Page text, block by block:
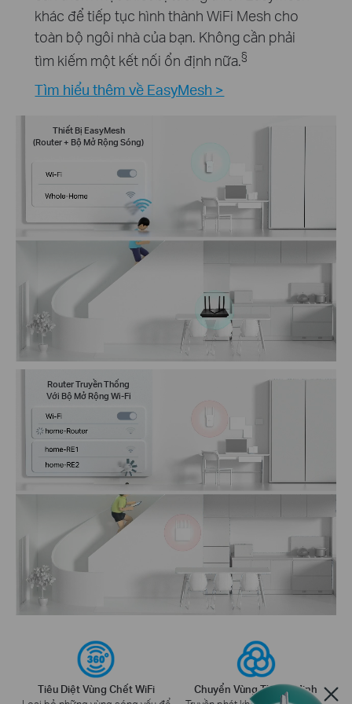
khác để tiếp tục hình thành WiFi Mesh cho
toàn bộ ngôi nhà của bạn. Không cần phải
tìm kiếm một kết nối ổn định nữa.§
Tìm hiểu thêm về EasyMesh >
Thiết Bị EasyMesh
(Router + Bộ Mở Rộng Sóng)
Router Truyền Thống
Với Bộ Mở Rộng Wi-Fi
Tiêu Diệt Vùng Chết WiFi
Chuyển Vùng Thông Minh